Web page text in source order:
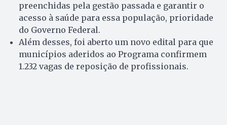
preenchidas pela gestão passada e garantir o
acesso à saúde para essa população, prioridade
do Governo Federal.
Além desses, foi aberto um novo edital para que
municípios aderidos ao Programa confirmem
1.232 vagas de reposição de profissionais.